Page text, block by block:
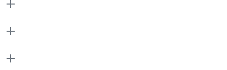
条，会显示“由于法律原因无法下载”，此时IDM可以配套m3u8批量下载